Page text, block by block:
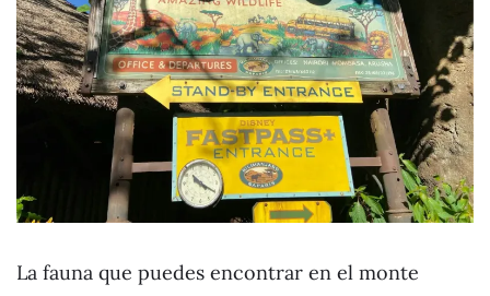
La fauna que puedes encontrar en el monte